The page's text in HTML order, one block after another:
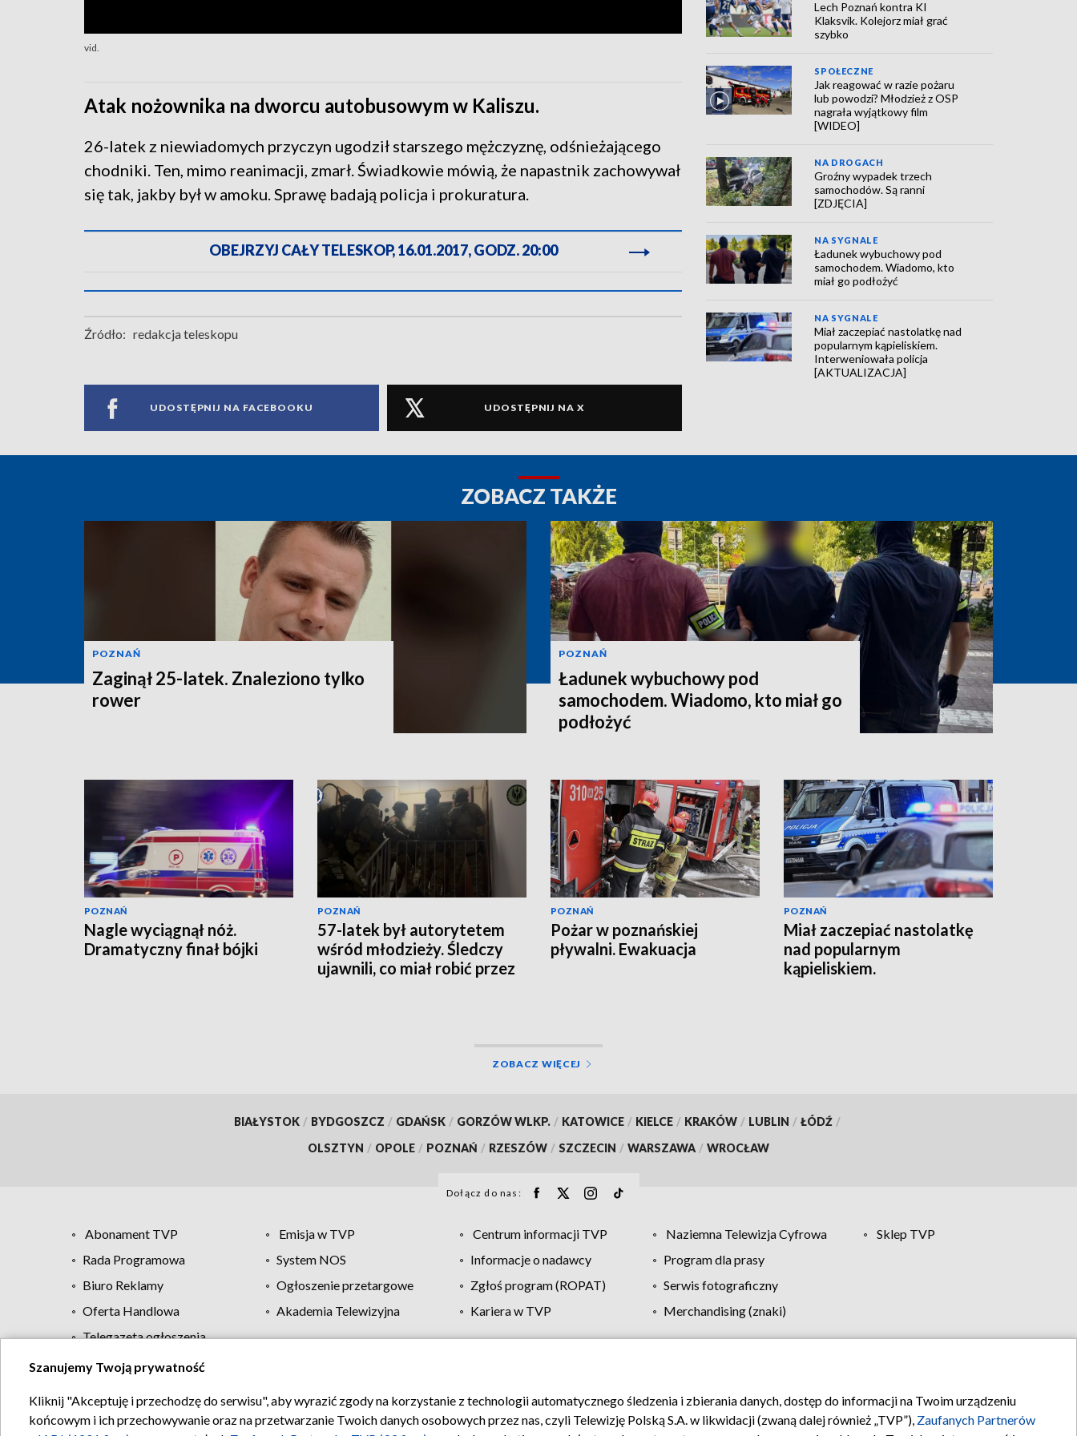
vid.
Atak nożownika na dworcu autobusowym w Kaliszu.
26-latek z niewiadomych przyczyn ugodził starszego mężczyznę, odśnieżającego
chodniki. Ten, mimo reanimacji, zmarł. Świadkowie mówią, że napastnik zachowywał
się tak, jakby był w amoku. Sprawę badają policja i prokuratura.
OBEJRZYJ CAŁY TELESKOP, 16.01.2017, GODZ. 20:00
Źródło: redakcja teleskopu
UDOSTĘPNIJ NA FACEBOOKU UDOSTĘPNIJ NA X
Lech Poznań kontra KI
Klaksvik. Kolejorz miał grać
szybko
SPOŁECZNE
Jak reagować w razie pożaru
lub powodzi? Młodzież z OSP
nagrała wyjątkowy film
[WIDEO]
NA DROGACH
Groźny wypadek trzech
samochodów. Są ranni
[ZDJĘCIA]
NA SYGNALE
Ładunek wybuchowy pod
samochodem. Wiadomo, kto
miał go podłożyć
NA SYGNALE
Miał zaczepiać nastolatkę nad
popularnym kąpieliskiem.
Interweniowała policja
[AKTUALIZACJA]
ZOBACZ TAKŻE
POZNAŃ
Zaginął 25-latek. Znaleziono tylko
rower
POZNAŃ
Ładunek wybuchowy pod
samochodem. Wiadomo, kto miał go
podłożyć
POZNAŃ
Nagle wyciągnął nóż.
Dramatyczny finał bójki
POZNAŃ
57-latek był autorytetem
wśród młodzieży. Śledczy
ujawnili, co miał robić przez
POZNAŃ
Pożar w poznańskiej
pływalni. Ewakuacja
POZNAŃ
Miał zaczepiać nastolatkę
nad popularnym
kąpieliskiem.
ZOBACZ WIĘCEJ
BIAŁYSTOK / BYDGOSZCZ / GDAŃSK / GORZÓW WLKP. / KATOWICE / KIELCE / KRAKÓW / LUBLIN / ŁÓDŹ /
OLSZTYN / OPOLE / POZNAŃ / RZESZÓW / SZCZECIN / WARSZAWA / WROCŁAW
Dołącz do nas:
Abonament TVP Emisja w TVP Centrum informacji TVP Naziemna Telewizja Cyfrowa
Sklep TVP
Rada Programowa
System NOS Informacje o nadawcy
Program dla prasy
Biuro Reklamy
Ogłoszenie przetargowe Zgłoś program (ROPAT)
Serwis fotograficzny
Oferta Handlowa
Akademia Telewizyjna Kariera w TVP
Merchandising (znaki)
Telegazeta ogłoszenia
Regulamin TVP Polityka prywatności Moje zgody Pomoc Biuro reklamy Kontakt
Szanujemy Twoją prywatność
Kliknij "Akceptuję i przechodzę do serwisu", aby wyrazić zgody na korzystanie z technologii automatycznego śledzenia i zbierania danych, dostęp do informacji na Twoim urządzeniu
końcowym i ich przechowywanie oraz na przetwarzanie Twoich danych osobowych przez nas, czyli Telewizję Polską S.A. w likwidacji (zwaną dalej również „TVP”), Zaufanych Partnerów